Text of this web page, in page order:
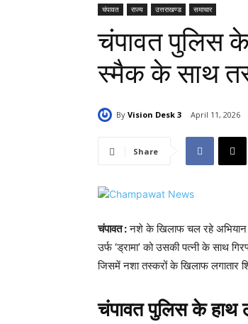
चंपावत राज्य उत्तराखण्ड समाचार
चंपावत पुलिस के
स्मैक के साथ
By Vision Desk 3 April 11, 2026
Share
चंपावत :नशे के खिलाफ चल रहे अभियान
उर्फ ‘ड्रामा’ को उसकी पत्नी के साथ
जिसमें नशा तस्करों के खिलाफ लगातार
चंपावत पुलिस के हाथ